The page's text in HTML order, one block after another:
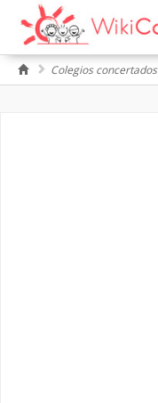
Colegios concertados